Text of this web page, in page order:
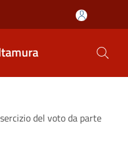
del voto da parte